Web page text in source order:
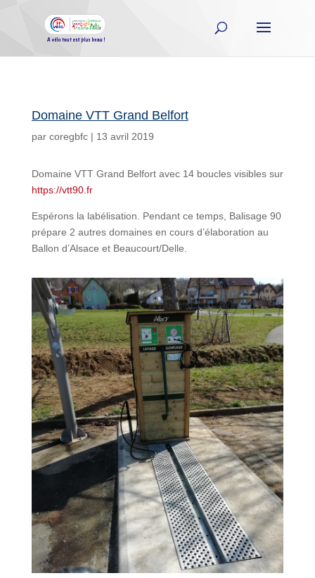
Domaine VTT Grand Belfort
par coregbfc| 13 avril 2019
Domaine VTT Grand Belfort avec 14 boucles visibles sur
https://vtt90.fr
Espérons la labélisation. Pendant ce temps, Balisage 90
prépare 2 autres domaines en cours d’élaboration au
Ballon d’Alsace et Beaucourt/Delle.